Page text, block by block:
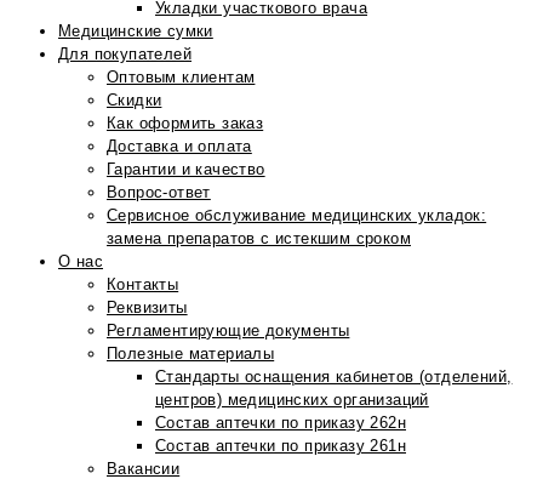
Укладки участкового врача
Медицинские сумки
Для покупателей
Оптовым клиентам
Скидки
Как оформить заказ
Доставка и оплата
Гарантии и качество
Вопрос-ответ
Сервисное обслуживание медицинских укладок:
замена препаратов с истекшим сроком
О нас
Контакты
Реквизиты
Регламентирующие документы
Полезные материалы
Стандарты оснащения кабинетов (отделений,
центров) медицинских организаций
Состав аптечки по приказу 262н
Состав аптечки по приказу 261н
Вакансии